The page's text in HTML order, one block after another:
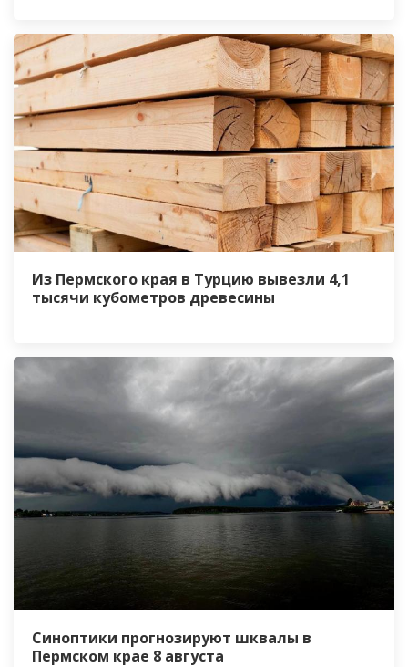
Из Пермского края в Турцию вывезли 4,1
тысячи кубометров древесины
Синоптики прогнозируют шквалы в
Пермском крае 8 августа